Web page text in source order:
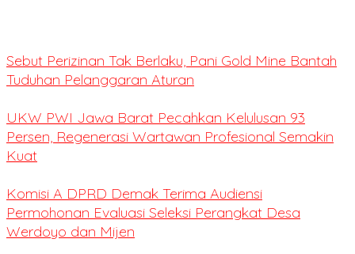
Sebut Perizinan Tak Berlaku, Pani Gold Mine Bantah
Tuduhan Pelanggaran Aturan
UKW PWI Jawa Barat Pecahkan Kelulusan 93
Persen, Regenerasi Wartawan Profesional Semakin
Kuat
Komisi A DPRD Demak Terima Audiensi
Permohonan Evaluasi Seleksi Perangkat Desa
Werdoyo dan Mijen